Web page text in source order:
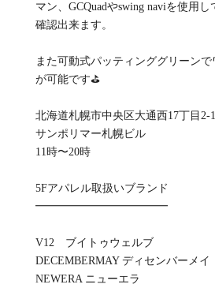
マン、GCQuadやswing naviを使用
確認出来ます。
また可動式パッティンググリーン
が可能です⛳️
北海道札幌市中央区大通西17丁目2-
サンポリマー札幌ビル
11時〜20時
5Fアパレル取扱いブランド
━━━━━━━━━━━━
V12 ブイトゥウェルブ
DECEMBERMAY ディセンバーメイ
NEWERA ニューエラ